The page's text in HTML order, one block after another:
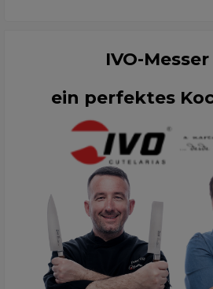
IVO-
ein perfektes